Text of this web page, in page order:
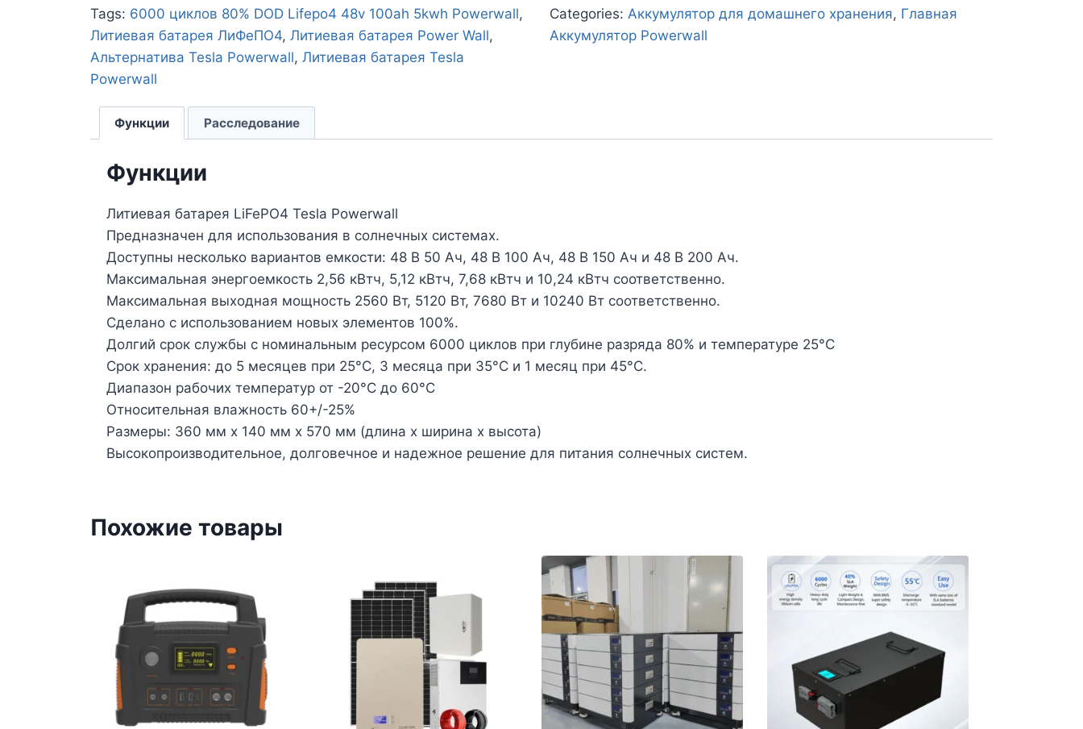
Tags: 6000 циклов 80% DOD Lifepo4 48v 100ah 5kwh Powerwall,
Литиевая батарея ЛиФеПО4, Литиевая батарея Power Wall,
Альтернатива Tesla Powerwall, Литиевая батарея Tesla
Powerwall
Categories: Аккумулятор для домашнего хранения, Главная
Аккумулятор Powerwall
Функции Расследование
Функции
Литиевая батарея LiFePO4 Tesla Powerwall
Предназначен для использования в солнечных системах.
Доступны несколько вариантов емкости: 48 В 50 Ач, 48 В 100 Ач, 48 В 150 Ач и 48 В 200 Ач.
Максимальная энергоемкость 2,56 кВтч, 5,12 кВтч, 7,68 кВтч и 10,24 кВтч соответственно.
Максимальная выходная мощность 2560 Вт, 5120 Вт, 7680 Вт и 10240 Вт соответственно.
Сделано с использованием новых элементов 100%.
Долгий срок службы с номинальным ресурсом 6000 циклов при глубине разряда 80% и температуре 25°C
Срок хранения: до 5 месяцев при 25°С, 3 месяца при 35°С и 1 месяц при 45°С.
Диапазон рабочих температур от -20°C до 60°C
Относительная влажность 60+/-25%
Размеры: 360 мм x 140 мм x 570 мм (длина x ширина x высота)
Высокопроизводительное, долговечное и надежное решение для питания солнечных систем.
Похожие товары